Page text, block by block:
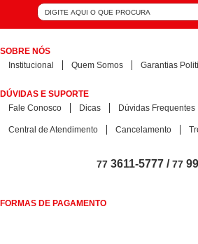
SOBRE NÓS
Institucional
Quem Somos Garantias
DÚVIDAS E SUPORTE
Fale Conosco
Dicas Dúvidas Frequentes
Central de Atendimento Cancelamento
77 3611-5777 /77
FORMAS DE PAGAMENTO